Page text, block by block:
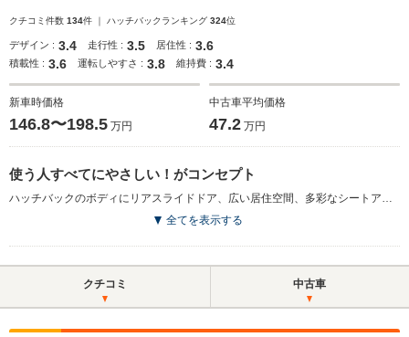
クチコミ件数 134件 ｜ ハッチバックランキング 324位
デザイン : 3.4 走行性 : 3.5 居住性 : 3.6
積載性 : 3.6 運転しやすさ : 3.8 維持費 : 3.4
新車時価格
146.8〜198.5 万円
中古車平均価格
47.2 万円
使う人すべてにやさしい！がコンセプト
ハッチバックのボディにリアスライドドア、広い居住空間、多彩なシートアレンジを内包し、新しいコンパクトカーのスタイルを開拓。2代目はユニバーサルデザインの設計思想の下、さらに使い勝手を向上させた。助手席側ドアがピラーごと開閉するパノラマオープンドアは、1.5mという開口部により優れた乗降性を確保。 さらに3段階に開くフロントドア、多数のアシストグリップ、そしてキーを携行するだけで施錠・開錠ができるスマートドアロックなど、使い勝手を良くする装備を多数設定する。グレードは1.5Lの直4＋4ATのみというシンプルなもので、FFと4WDがある。(2003.5）
全てを表示する
クチコミ 中古車